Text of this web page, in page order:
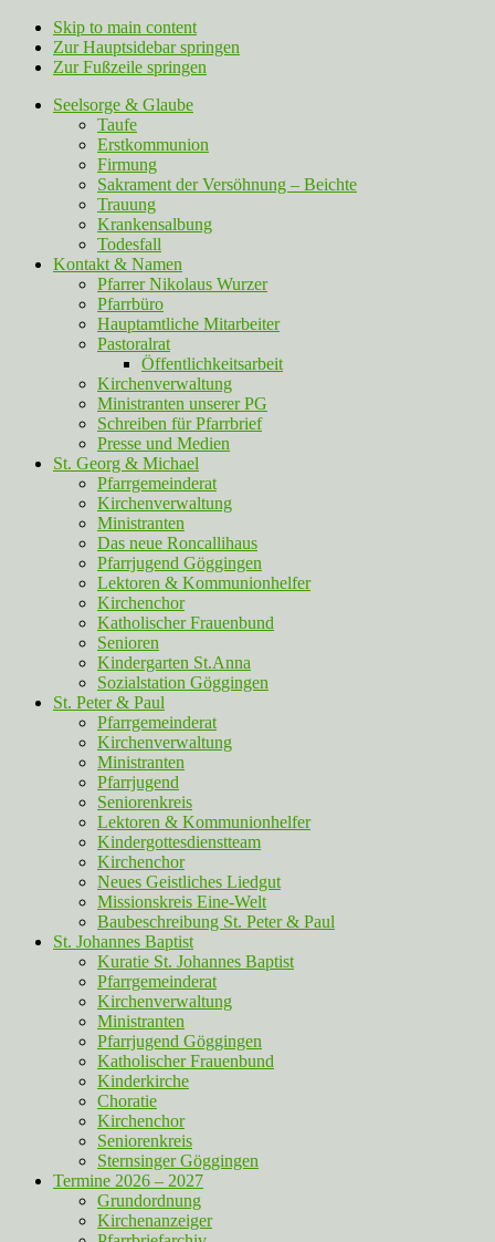
Skip to main content
Zur Hauptsidebar springen
Zur Fußzeile springen
Seelsorge & Glaube
Taufe
Erstkommunion
Firmung
Sakrament der Versöhnung – Beichte
Trauung
Krankensalbung
Todesfall
Kontakt & Namen
Pfarrer Nikolaus Wurzer
Pfarrbüro
Hauptamtliche Mitarbeiter
Pastoralrat
Öffentlichkeitsarbeit
Kirchenverwaltung
Ministranten unserer PG
Schreiben für Pfarrbrief
Presse und Medien
St. Georg & Michael
Pfarrgemeinderat
Kirchenverwaltung
Ministranten
Das neue Roncallihaus
Pfarrjugend Göggingen
Lektoren & Kommunionhelfer
Kirchenchor
Katholischer Frauenbund
Senioren
Kindergarten St.Anna
Sozialstation Göggingen
St. Peter & Paul
Pfarrgemeinderat
Kirchenverwaltung
Ministranten
Pfarrjugend
Seniorenkreis
Lektoren & Kommunionhelfer
Kindergottesdienstteam
Kirchenchor
Neues Geistliches Liedgut
Missionskreis Eine-Welt
Baubeschreibung St. Peter & Paul
St. Johannes Baptist
Kuratie St. Johannes Baptist
Pfarrgemeinderat
Kirchenverwaltung
Ministranten
Pfarrjugend Göggingen
Katholischer Frauenbund
Kinderkirche
Choratie
Kirchenchor
Seniorenkreis
Sternsinger Göggingen
Termine 2026 – 2027
Grundordnung
Kirchenanzeiger